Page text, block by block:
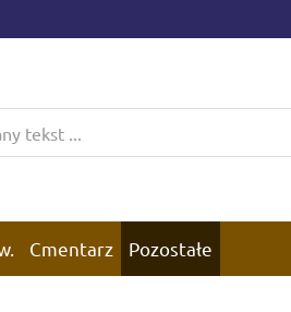
Cmentarz Pozostałe